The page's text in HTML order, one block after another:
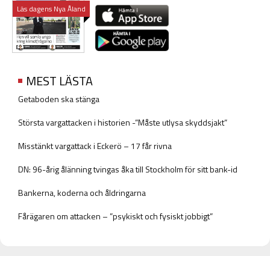
Läs dagens Nya Åland
MEST LÄSTA
Getaboden ska stänga
Största vargattacken i historien -”Måste utlysa skyddsjakt”
Misstänkt vargattack i Eckerö – 17 får rivna
DN: 96-årig ålänning tvingas åka till Stockholm för sitt bank-id
Bankerna, koderna och åldringarna
Fårägaren om attacken – ”psykiskt och fysiskt jobbigt”